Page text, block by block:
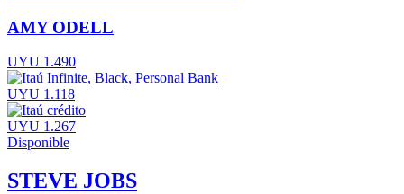
AMY ODELL
UYU 1.490
UYU 1.118
UYU 1.267
Disponible
STEVE JOBS